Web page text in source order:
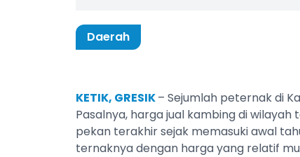
Daerah
KETIK, GRESIK– Sejumlah peternak di
Pasalnya, harga jual kambing di
pekan terakhir sejak memasuki awal
ternaknya dengan harga yang relatif